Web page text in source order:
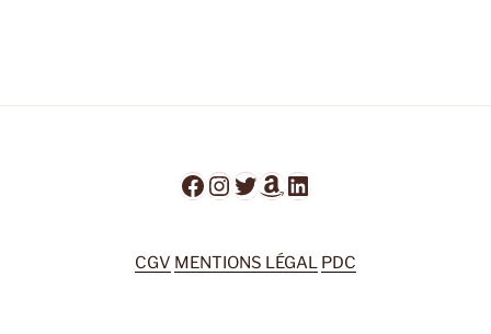
Facebook
Instagram
Twitter
Amazon
LinkedIn
CGV MENTIONS LÉGAL PDC